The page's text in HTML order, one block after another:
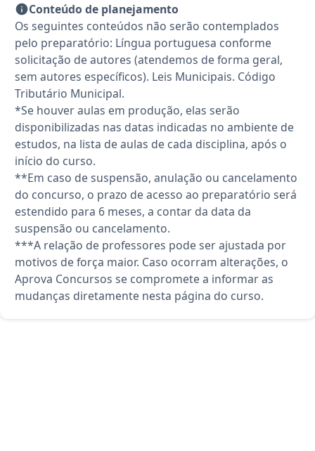
Conteúdo de planejamento
Os seguintes conteúdos não serão contemplados
pelo preparatório: Língua portuguesa conforme
solicitação de autores (atendemos de forma geral,
sem autores específicos). Leis Municipais. Código
Tributário Municipal.
*Se houver aulas em produção, elas serão
disponibilizadas nas datas indicadas no ambiente de
estudos, na lista de aulas de cada disciplina, após o
início do curso.
**Em caso de suspensão, anulação ou cancelamento
do concurso, o prazo de acesso ao preparatório será
estendido para 6 meses, a contar da data da
suspensão ou cancelamento.
***A relação de professores pode ser ajustada por
motivos de força maior. Caso ocorram alterações, o
Aprova Concursos se compromete a informar as
mudanças diretamente nesta página do curso.